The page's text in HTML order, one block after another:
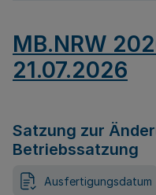
MB.NRW
21.07.2026
Satzung zur
Betriebssatzung
Ausfertigungsdatum